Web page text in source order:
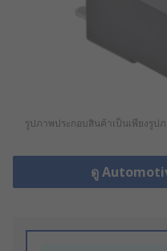
รูปภาพประกอบสินค้าเป็นเพียงรูป
ดู